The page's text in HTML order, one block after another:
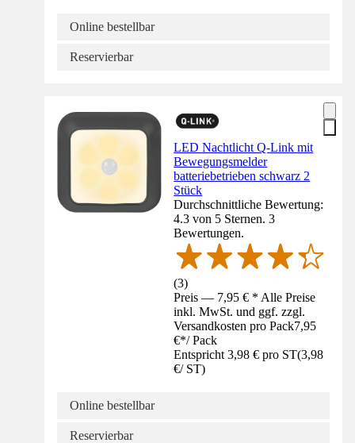
Online bestellbar
Reservierbar
LED Nachtlicht Q-Link mit
Bewegungsmelder
batteriebetrieben schwarz 2
Stück
Durchschnittliche Bewertung:
4.3 von 5 Sternen. 3
Bewertungen.
(3)
Preis — 7,95 € * Alle Preise
inkl. MwSt. und ggf. zzgl.
Versandkosten pro Pack7,95
€*/ Pack
Entspricht 3,98 € pro ST(3,98
€/ ST)
Online bestellbar
Reservierbar